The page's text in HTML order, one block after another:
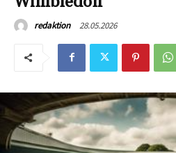
redaktion 28.05.2026